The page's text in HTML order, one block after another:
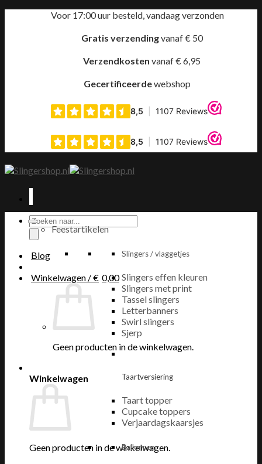
Voor 17:00 uur besteld, vandaag verzonden
Gratis verzendingvanaf € 50
Verzendkosten vanaf € 6,95
Gecertificeerdewebshop
Producten
zoeken
Blog
Winkelwagen /€ 0,00
Geen producten in de winkelwagen.
Winkelwagen
Geen producten in de winkelwagen.
Feestartikelen
Slingers / vlaggetjes
Slingers effen kleuren
Slingers met print
Tassel slingers
Letterbanners
Swirl slingers
Sjerp
Taartversiering
Taart topper
Cupcake toppers
Verjaardagskaarsjes
Ballonnen